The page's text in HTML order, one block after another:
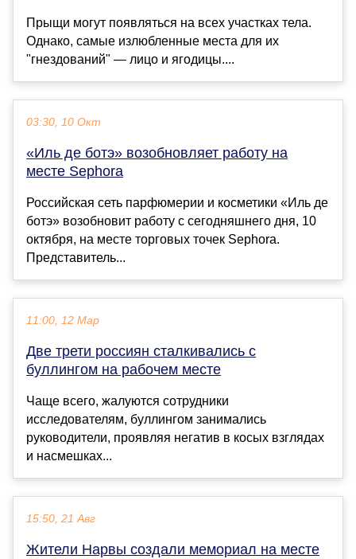
Прыщи могут появляться на всех участках тела.
Однако, самые излюбленные места для их
"гнездований" — лицо и ягодицы....
03:30, 10 Окт
«Иль де ботэ» возобновляет работу на
месте Sephora
Российская сеть парфюмерии и косметики «Иль де
ботэ» возобновит работу с сегодняшнего дня, 10
октября, на месте торговых точек Sephora.
Представитель...
11:00, 12 Мар
Две трети россиян сталкивались с
буллингом на рабочем месте
Чаще всего, жалуются сотрудники
исследователям, буллингом занимались
руководители, проявляя негатив в косых взглядах
и насмешках...
15:50, 21 Авг
Жители Нарвы создали мемориал на месте